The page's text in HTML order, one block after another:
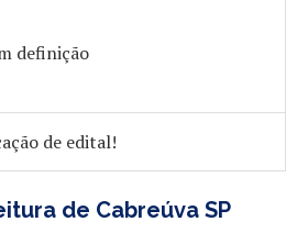
definição
de edital!
de Cabreúva SP